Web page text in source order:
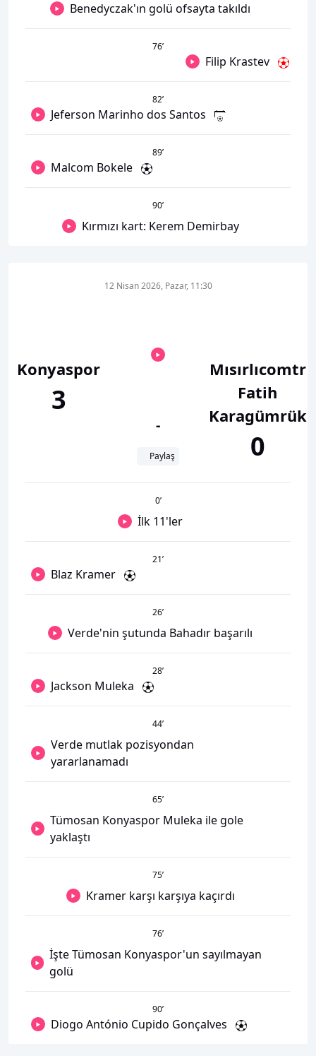
Benedyczak'ın golü ofsayta takıldı
76’
Filip Krastev
82’
Jeferson Marinho dos Santos
89’
Malcom Bokele
90’
Kırmızı kart: Kerem Demirbay
Konyaspor
3
12 Nisan 2026, Pazar, 11:30
-
Paylaş
Mısırlıcomtr
Fatih
Karagümrük
0
0’
İlk 11'ler
21’
Blaz Kramer
26’
Verde'nin şutunda Bahadır başarılı
28’
Jackson Muleka
44’
Verde mutlak pozisyondan
yararlanamadı
65’
Tümosan Konyaspor Muleka ile gole
yaklaştı
75’
Kramer karşı karşıya kaçırdı
76’
İşte Tümosan Konyaspor'un sayılmayan
golü
90’
Diogo António Cupido Gonçalves